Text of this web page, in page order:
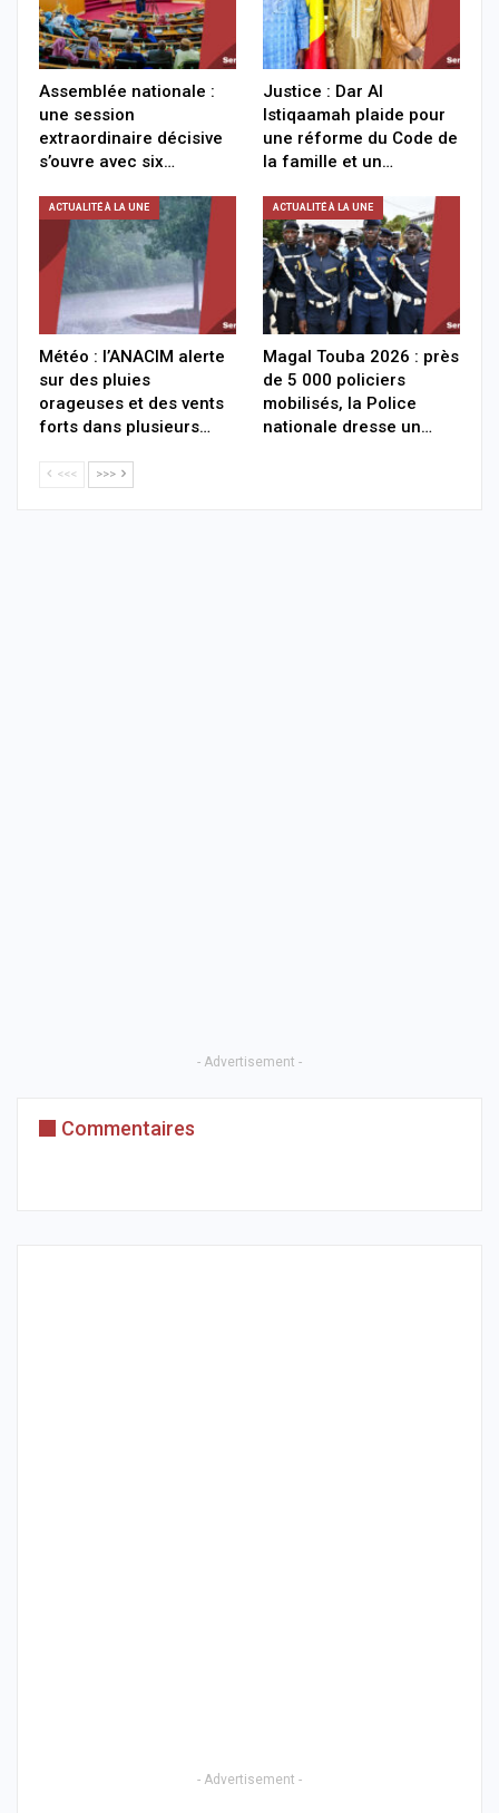
Assemblée nationale :
une session
extraordinaire décisive
s’ouvre avec six…
Justice : Dar Al
Istiqaamah plaide pour
une réforme du Code de
la famille et un…
ACTUALITÉ À LA UNE
Météo : l’ANACIM alerte
sur des pluies
orageuses et des vents
forts dans plusieurs…
ACTUALITÉ À LA UNE
Magal Touba 2026 : près
de 5 000 policiers
mobilisés, la Police
nationale dresse un…
<<< >>>
- Advertisement -
Commentaires
- Advertisement -